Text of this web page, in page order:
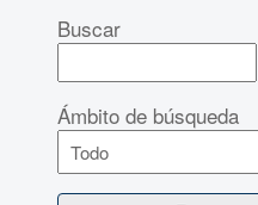
Buscar
Ámbito de búsqueda